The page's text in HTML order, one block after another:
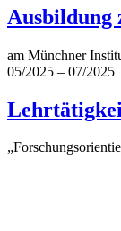
Ausbildung
am Münchner
05/2025 – 07/2025